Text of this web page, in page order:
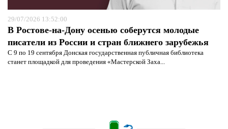
29/07/2026 13:52:00
В Ростове-на-Дону осенью соберутся молодые
писатели из России и стран ближнего зарубежья
С 9 по 19 сентября Донская государственная публичная библиотека
станет площадкой для проведения «Мастерской Заха...